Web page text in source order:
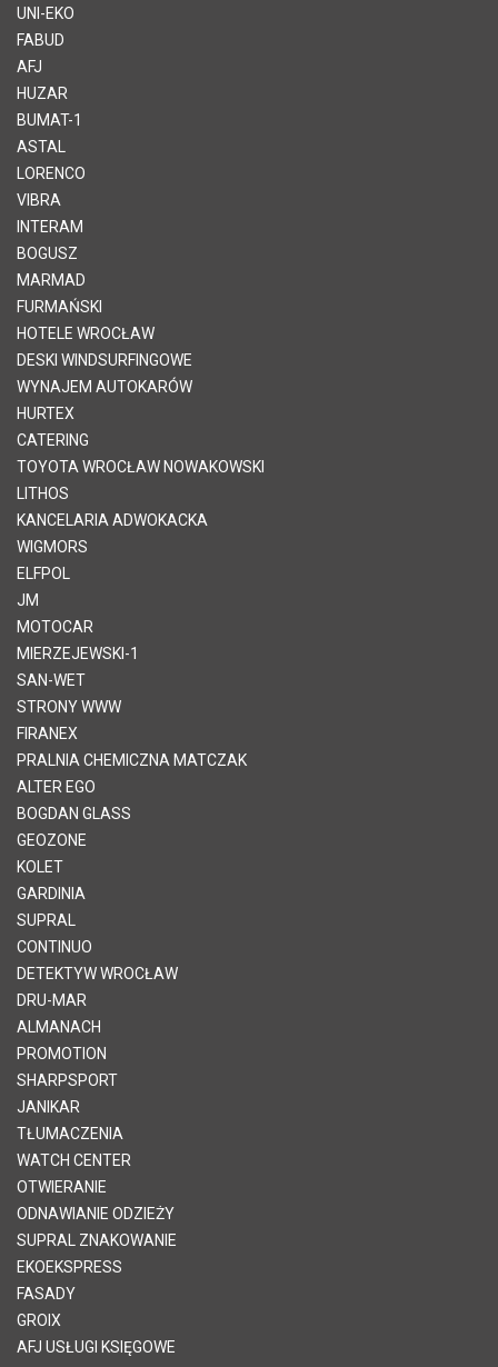
UNI-EKO
FABUD
AFJ
HUZAR
BUMAT-1
ASTAL
LORENCO
VIBRA
INTERAM
BOGUSZ
MARMAD
FURMAŃSKI
HOTELE WROCŁAW
DESKI WINDSURFINGOWE
WYNAJEM AUTOKARÓW
HURTEX
CATERING
TOYOTA WROCŁAW NOWAKOWSKI
LITHOS
KANCELARIA ADWOKACKA
WIGMORS
ELFPOL
JM
MOTOCAR
MIERZEJEWSKI-1
SAN-WET
STRONY WWW
FIRANEX
PRALNIA CHEMICZNA MATCZAK
ALTER EGO
BOGDAN GLASS
GEOZONE
KOLET
GARDINIA
SUPRAL
CONTINUO
DETEKTYW WROCŁAW
DRU-MAR
ALMANACH
PROMOTION
SHARPSPORT
JANIKAR
TŁUMACZENIA
WATCH CENTER
OTWIERANIE
ODNAWIANIE ODZIEŻY
SUPRAL ZNAKOWANIE
EKOEKSPRESS
FASADY
GROIX
AFJ USŁUGI KSIĘGOWE